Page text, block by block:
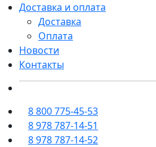
Доставка и оплата
Доставка
Оплата
Новости
Контакты
8 800 775-45-53
8 978 787-14-51
8 978 787-14-52